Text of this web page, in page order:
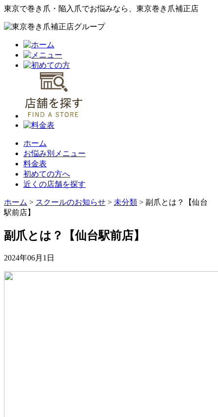
東京で巻き爪・陥入爪でお悩みなら、東京巻き爪補正店
ホーム
お悩み別メニュー
料金表
初めての方へ
近くの店舗を探す
ホーム > スクールのお知らせ > 未分類 > 副爪とは？【仙台
駅前店】
副爪とは？【仙台駅前店】
2024年06月1日